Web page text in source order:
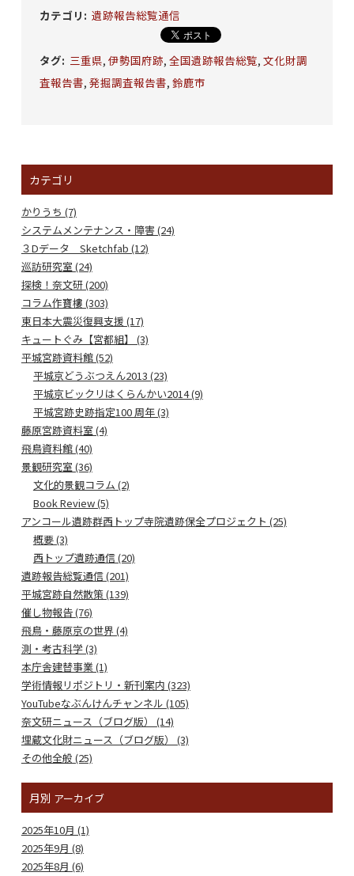
カテゴリ : 遺跡報告総覧通信
タグ: 三重県, 伊勢国府跡, 全国遺跡報告総覧, 文化財調
査報告書, 発掘調査報告書, 鈴鹿市
カテゴリ
かりうち (7)
システムメンテナンス・障害 (24)
３Dデータ Sketchfab (12)
巡訪研究室 (24)
探検！奈文研 (200)
コラム作寶樓 (303)
東日本大震災復興支援 (17)
キュートぐみ【宮都組】 (3)
平城宮跡資料館 (52)
平城京どうぶつえん2013 (23)
平城京ビックリはくらんかい2014 (9)
平城宮跡史跡指定100 周年 (3)
藤原宮跡資料室 (4)
飛鳥資料館 (40)
景観研究室 (36)
文化的景観コラム (2)
Book Review (5)
アンコール遺跡群西トップ寺院遺跡保全プロジェクト (25)
概要 (3)
西トップ遺跡通信 (20)
遺跡報告総覧通信 (201)
平城宮跡自然散策 (139)
催し物報告 (76)
飛鳥・藤原京の世界 (4)
測・考古科学 (3)
本庁舎建替事業 (1)
学術情報リポジトリ・新刊案内 (323)
YouTubeなぶんけんチャンネル (105)
奈文研ニュース（ブログ版） (14)
埋蔵文化財ニュース（ブログ版） (3)
その他全般 (25)
月別 アーカイブ
2025年10月 (1)
2025年9月 (8)
2025年8月 (6)